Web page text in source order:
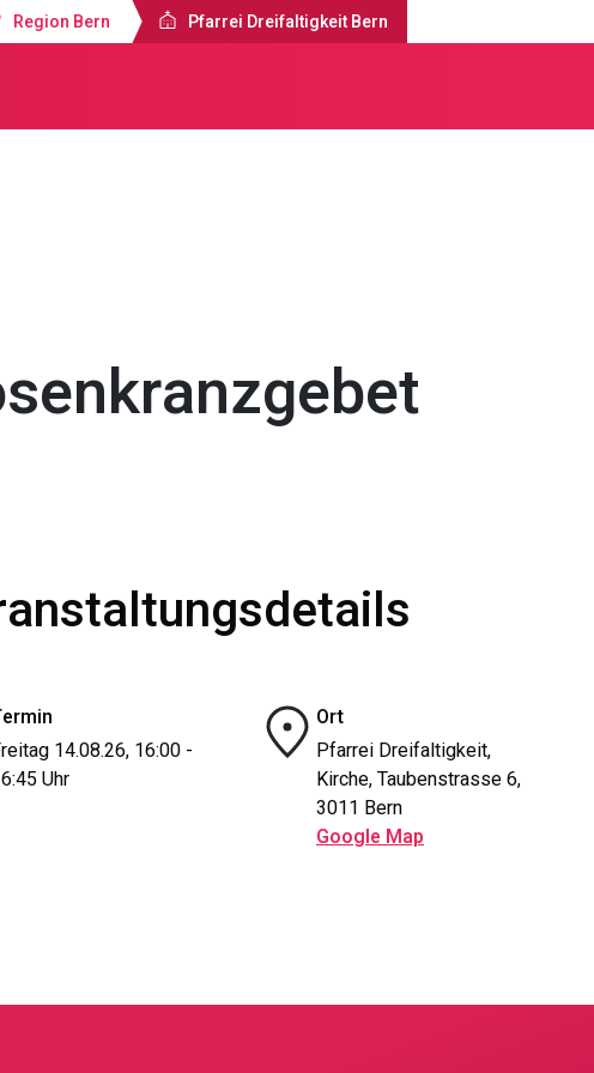
Region Bern Pfarrei Dreifaltigkeit Bern
14.08.26, 16:00 -
Uhr
Ort
Pfarrei Dreifaltigkeit,
Kirche, Taubenstrasse 6,
3011 Bern
Google Map